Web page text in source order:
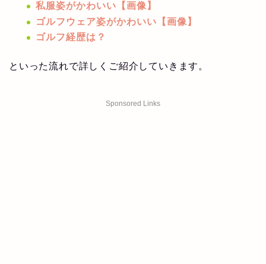
私服姿がかわいい【画像】
ゴルフウェア姿がかわいい【画像】
ゴルフ経歴は？
といった流れで詳しくご紹介していきます。
Sponsored Links